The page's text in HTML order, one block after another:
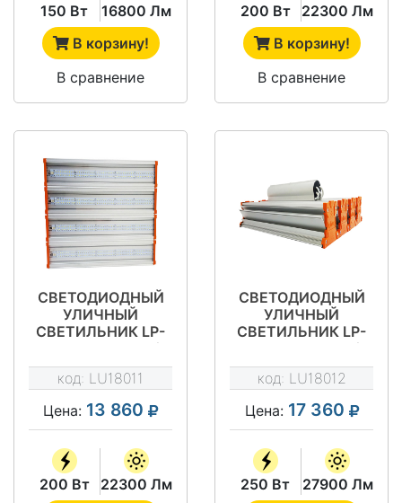
150 Вт
16800 Лм
В корзину!
В сравнение
200 Вт
22300 Лм
В корзину!
В сравнение
СВЕТОДИОДНЫЙ
УЛИЧНЫЙ
СВЕТИЛЬНИК LP-
STREET 200М4/
Д120
код: LU18011
Цена: 13 860
200 Вт
22300 Лм
СВЕТОДИОДНЫЙ
УЛИЧНЫЙ
СВЕТИЛЬНИК LP-
STREET 250М5/
Д120
код: LU18012
Цена: 17 360
250 Вт
27900 Лм